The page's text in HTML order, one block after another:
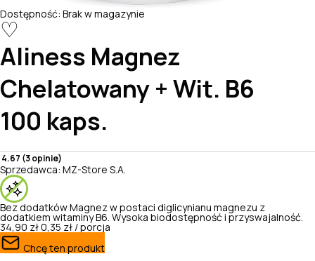
Dostępność: Brak w magazynie
♡
Aliness Magnez
Chelatowany + Wit. B6
100 kaps.
4.67 (3 opinie)
Sprzedawca: MZ-Store S.A.
Bez dodatków Magnez w postaci diglicynianu magnezu z
dodatkiem witaminy B6. Wysoka biodostępność i przyswajalność.
34,90 zł 0,35 zł / porcja
Chcę ten produkt